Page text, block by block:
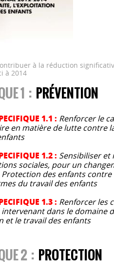
à la réduction
à 2014
1 : PRÉVENTION
1.1 : Renforcer le
en matière de lutte contre
1.2 : Sensibiliser
sociales, pour un
des enfants
du travail des enfants
1.3 : Renforcer les
dans le domaine
et le travail des enfants
2 : PROTECTION